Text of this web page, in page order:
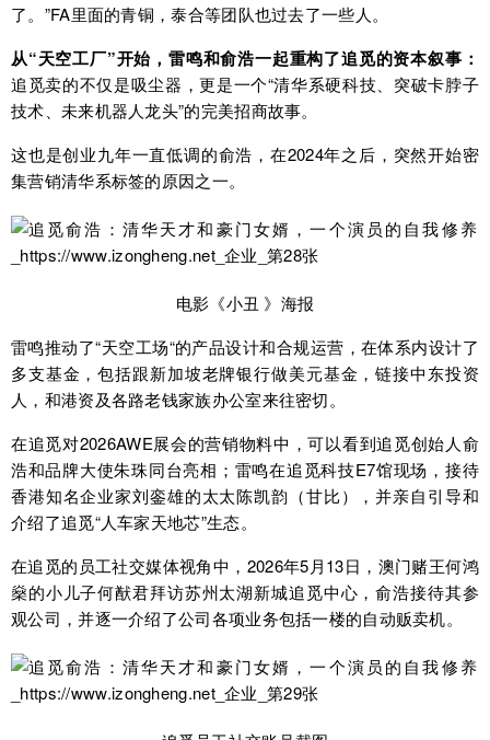
了。”FA里面的青铜，泰合等团队也过去了一些人。
从“天空工厂”开始，雷鸣和俞浩一起重构了追觅的资本叙事：
追觅卖的不仅是吸尘器，更是一个“清华系硬科技、突破卡脖子
技术、未来机器人龙头”的完美招商故事。
这也是创业九年一直低调的俞浩，在2024年之后，突然开始密
集营销清华系标签的原因之一。
电影《小丑 》海报
雷鸣推动了“天空工场“的产品设计和合规运营，在体系内设计了
多支基金，包括跟新加坡老牌银行做美元基金，链接中东投资
人，和港资及各路老钱家族办公室来往密切。
在追觅对2026AWE展会的营销物料中，可以看到追觅创始人俞
浩和品牌大使朱珠同台亮相；雷鸣在追觅科技E7馆现场，接待
香港知名企业家刘銮雄的太太陈凯韵（甘比），并亲自引导和
介绍了追觅“人车家天地芯”生态。
在追觅的员工社交媒体视角中，2026年5月13日，澳门赌王何鸿
燊的小儿子何猷君拜访苏州太湖新城追觅中心，俞浩接待其参
观公司，并逐一介绍了公司各项业务包括一楼的自动贩卖机。